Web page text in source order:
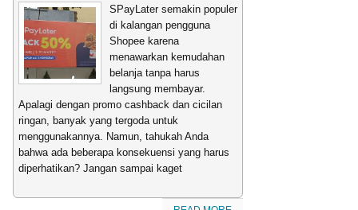
SPayLater semakin populer
di kalangan pengguna
Shopee karena
menawarkan kemudahan
belanja tanpa harus
langsung membayar.
Apalagi dengan promo cashback dan cicilan
ringan, banyak yang tergoda untuk
menggunakannya. Namun, tahukah Anda
bahwa ada beberapa konsekuensi yang harus
diperhatikan? Jangan sampai kaget